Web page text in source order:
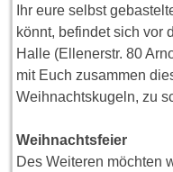
Ihr eure selbst
könnt, befindet sich vor
Halle (Ellenerstr. 80
mit Euch zusammen
Weihnachtskugeln, zu
Weihnachtsfeier
Des Weiteren möchten